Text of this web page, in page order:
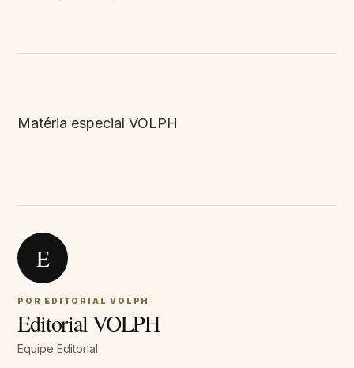
Matéria especial VOLPH
E
POR EDITORIAL VOLPH
Editorial VOLPH
Equipe Editorial